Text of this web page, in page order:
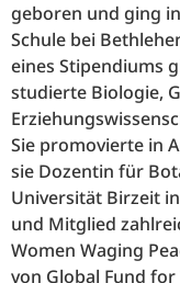
geboren und ging
Schule bei
eines Stipendiums
studierte Biologie,
Sie promovierte in
sie Dozentin für
Universität Birzeit
und Mitglied
Women Waging
von Global Fund for